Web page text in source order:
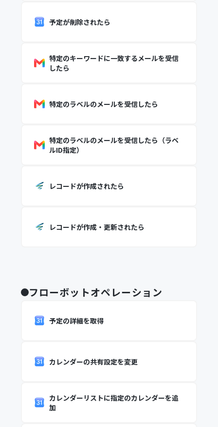
予定が削除されたら
特定のキーワードに一致するメールを受信
したら
特定のラベルのメールを受信したら
特定のラベルのメールを受信したら（ラベ
ルID指定）
レコードが作成されたら
レコードが作成・更新されたら
フローボットオペレーション
予定の詳細を取得
カレンダーの共有設定を変更
カレンダーリストに指定のカレンダーを追
加